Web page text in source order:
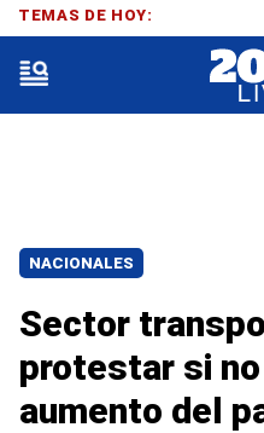
NACIONALES
Sector
protestar si
aumento del
TEMAS DE HOY: